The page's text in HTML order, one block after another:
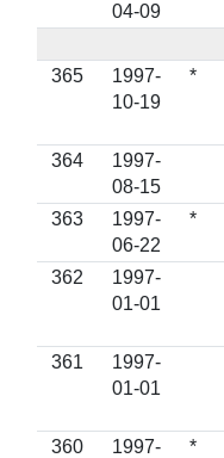
04-09
365
1997-
10-19
*
364
1997-
08-15
363
1997-
06-22
*
362
1997-
01-01
361
1997-
01-01
360
1997-
*